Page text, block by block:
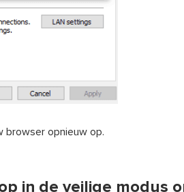
browser opnieuw op.
in de veilige modus